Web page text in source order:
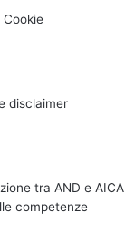
disclaimer
tra AND e AICA
competenze